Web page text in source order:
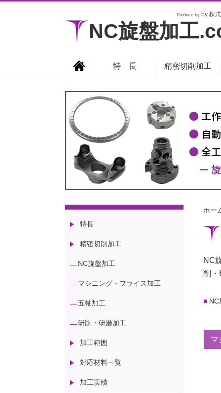
Produce by by 株
NC旋盤加工
特 長 精密切削加工
ホー
NC
削・
NC
マ
特長
精密切削加工
NC旋盤加工
マシニング・フライス加工
五軸加工
研削・研磨加工
加工範囲
対応材料一覧
加工実績